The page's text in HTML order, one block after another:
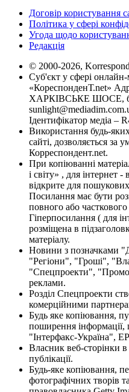
Договір користування
Політика у сфері
Угода щодо
Редакція
© 2000-2026,
Суб'єкт у сфері
«КореспонденТ.net»
ХАРКІВСЬКЕ ШОСЕ,
Ідентифікатор медіа –
Використання будь-
сайті, дозволяється за
Корреспондент.net.
При копіюванні
і світу» , для інтернет
відкрите для
Посилання має бути
повного або
Гіперпосилання ( для
розміщена в
матеріалу.
Новини з позначками
"Регіони", "Гроші",
"Спецпроекти",
реклами.
Розділ Спецпроекти
комерційними
Будь яке копіювання,
поширення інформації,
"Інтерфакс-Україна",
Власник веб-сторінки
публікації.
Будь-яке копіювання,
фотографічних творів